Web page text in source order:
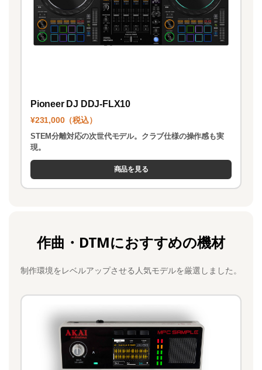
Pioneer DJ DDJ-FLX10
¥231,000（税込）
STEM分離対応の次世代モデル。クラブ仕様の操作感も実
現。
商品を見る
作曲・DTMにおすすめの機材
制作環境をレベルアップさせる人気モデルを厳選しました。